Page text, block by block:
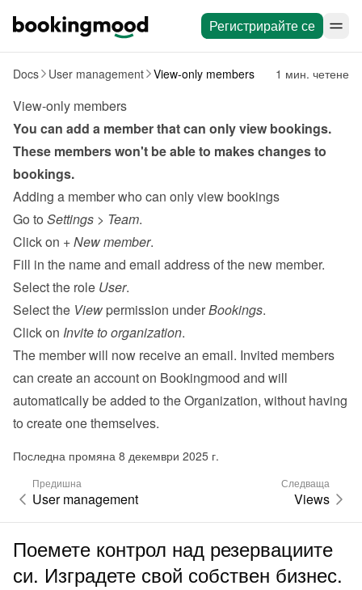
Регистрирайте се
Docs User management View-only members 1 мин. четене
View-only members
You can add a member that can only view bookings.
These members won't be able to makes changes to
bookings.
Adding a member who can only view bookings
Go to Settings > Team.
Click on + New member.
Fill in the name and email address of the new member.
Select the role User.
Select the View permission under Bookings.
Click on Invite to organization.
The member will now receive an email. Invited members
can create an account on Bookingmood and will
automatically be added to the Organization, without having
to create one themselves.
Последна промяна 8 декември 2025 г.
Предишна
User management
Следваща
Views
Поемете контрол над резервациите
си. Изградете свой собствен бизнес.